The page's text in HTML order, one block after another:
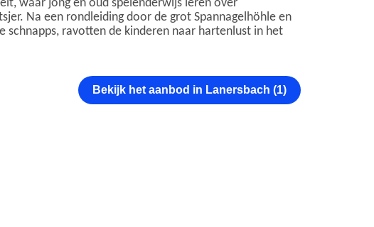
waar jong en oud spelenderwijs leren over
Na een rondleiding door de grot Spannagelhöhle en
schnapps, ravotten de kinderen naar hartenlust in het
Bekijk het aanbod in Lanersbach (1)